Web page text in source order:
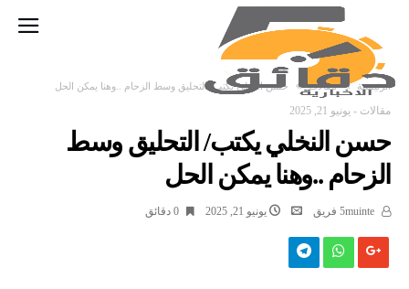
‫الرئيسية‬ مقالات حسن النخلي يكتب/ التحليق وسط الزحام ..وھنا يمكن الحل
مقالات - يونيو 21, 2025
حسن النخلي يكتب/ التحليق وسط
الزحام ..وھنا يمكن الحل
يونيو 21, 2025 0 ‫دقائق‬